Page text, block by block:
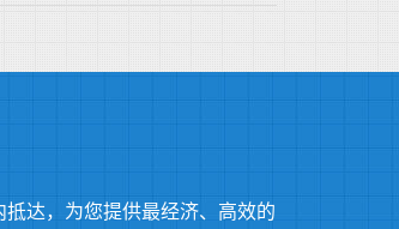
达，为您提供最经济、高效的